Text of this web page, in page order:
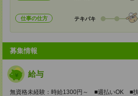
仕事の仕方 テキパキ
募集情報
給与
無資格未経験：時給1300円～ ■週払いOK ■